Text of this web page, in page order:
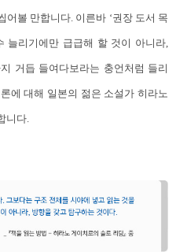
어볼 만합니다. 이른바 ‘권장 도서 목
늘리기에만 급급해 할 것이 아니라,
거듭 들여다보라는 충언처럼 들리
에 대해 일본의 젊은 소설가 히라노
니다.